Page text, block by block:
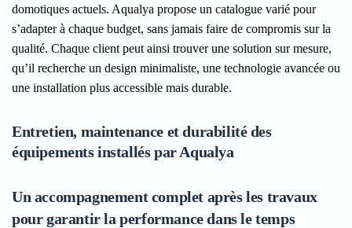
domotiques actuels. Aqualya propose un catalogue varié pour
s’adapter à chaque budget, sans jamais faire de compromis sur la
qualité. Chaque client peut ainsi trouver une solution sur mesure,
qu’il recherche un design minimaliste, une technologie avancée ou
une installation plus accessible mais durable.
Entretien, maintenance et durabilité des
équipements installés par Aqualya
Un accompagnement complet après les travaux
pour garantir la performance dans le temps